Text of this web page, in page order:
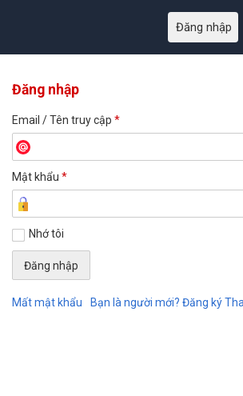
Đăng nhập
Đăng nhập
Email / Tên truy cập *
Mật khẩu *
Nhớ tôi
Mất mật khẩu Bạn là người mới? Đăng ký